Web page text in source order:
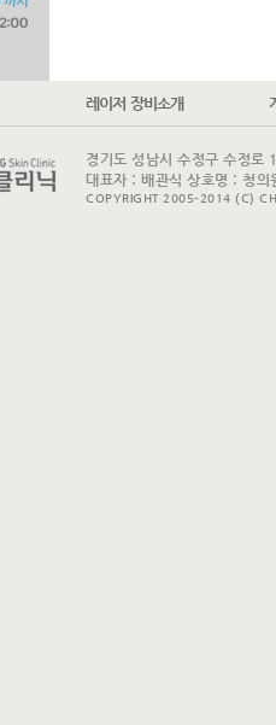
레이저 장비소개
경기도 성남시 수정구 수정
대표자 : 배관식 상호명 : 청
COPYRIGHT 2005-2014 (C)